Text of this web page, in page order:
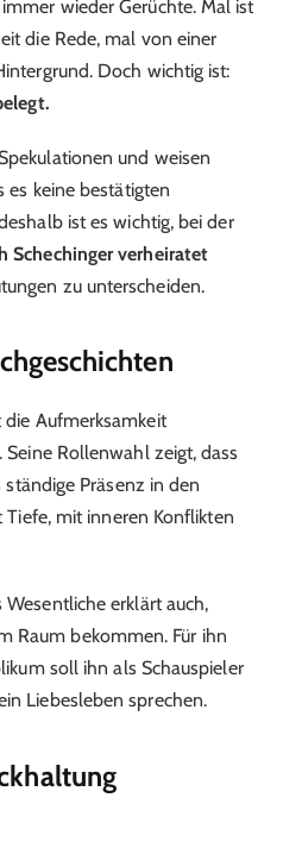
wieder Gerüchte. Mal ist
die Rede, mal von einer
Doch wichtig ist:
und weisen
es keine bestätigten
ist es wichtig, bei der
Schechinger verheiratet
zu unterscheiden.
Aufmerksamkeit
Rollenwahl zeigt, dass
Präsenz in den
Tiefe, mit inneren Konflikten
erklärt auch,
Raum bekommen. Für ihn
soll ihn als Schauspieler
Liebesleben sprechen.